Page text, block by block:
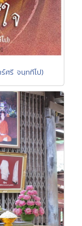
ศรี จนฺททีโป)